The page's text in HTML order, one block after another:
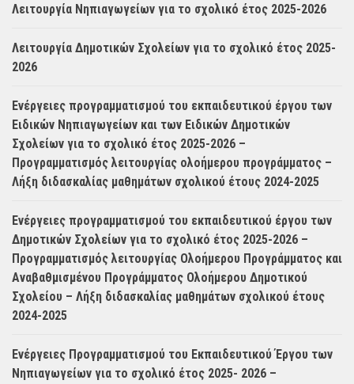
Λειτουργία Νηπιαγωγείων για το σχολικό έτος 2025-2026
Λειτουργία Δημοτικών Σχολείων για το σχολικό έτος 2025-
2026
Ενέργειες προγραμματισμού του εκπαιδευτικού έργου των
Ειδικών Νηπιαγωγείων και των Ειδικών Δημοτικών
Σχολείων για το σχολικό έτος 2025-2026 –
Προγραμματισμός λειτουργίας ολοήμερου προγράμματος –
Λήξη διδασκαλίας μαθημάτων σχολικού έτους 2024-2025
Ενέργειες προγραμματισμού του εκπαιδευτικού έργου των
Δημοτικών Σχολείων για το σχολικό έτος 2025-2026 –
Προγραμματισμός λειτουργίας Ολοήμερου Προγράμματος και
Αναβαθμισμένου Προγράμματος Ολοήμερου Δημοτικού
Σχολείου – Λήξη διδασκαλίας μαθημάτων σχολικού έτους
2024-2025
Ενέργειες Προγραμματισμού του Εκπαιδευτικού Έργου των
Νηπιαγωγείων για το σχολικό έτος 2025- 2026 –